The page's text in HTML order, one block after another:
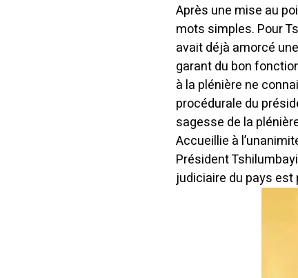
Après une mise au
mots simples. Pour
avait déjà amorcé
garant du bon
à la plénière ne
procédurale du
sagesse de la
Accueillie à
Président
judiciaire du pays est